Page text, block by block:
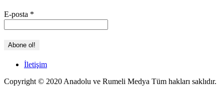
E-posta *
İletişim
Copyright © 2020 Anadolu ve Rumeli Medya Tüm hakları saklıdır.